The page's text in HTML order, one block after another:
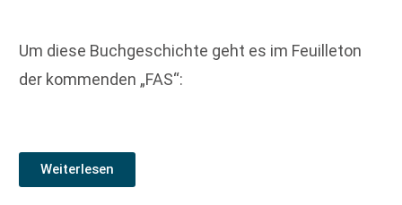
Um diese Buchgeschichte geht es im Feuilleton
der kommenden „FAS“:
Weiterlesen